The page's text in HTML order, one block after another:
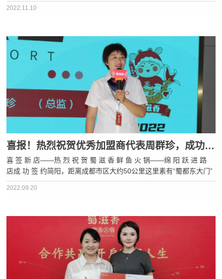
丽的宝玉这里历史悠久，地域辽阔，风景秀美从人文历史到自然景
2022.11.10
喜报！热烈祝贺优秀加盟商代表周群珍，成功签约第7家加盟店！
喜 签 新 店——热 烈 祝 贺 蜀 滋 香 鲜 鱼 火 锅——绵 阳 跃 进 路
店成 功 签 约简阳，距离成都市区大约50公里这里素有“蜀都东大门”
的美誉有着2000多年的悠久历史因此人文历史景点众多有张飞营、
2022.09.20